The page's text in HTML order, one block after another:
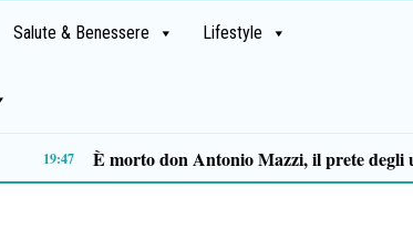
Salute & Benessere Lifestyle
Ascea, Pietro D’Angiolillo: «La nuova giunta guarda al futuro, con gli occhi del passato» 13:11